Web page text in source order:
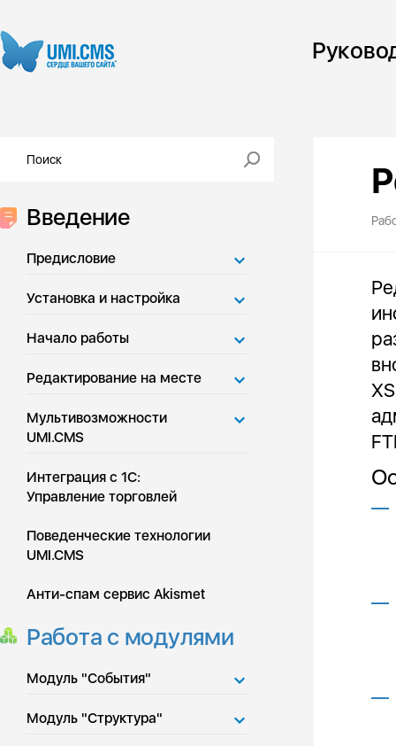
Введение
Предисловие
Установка и настройка
Начало работы
Редактирование на месте
Мультивозможности
UMI.CMS
Интеграция с 1С:
Управление торговлей
Поведенческие технологии
UMI.CMS
Анти-спам сервис Akismet
Работа с модулями
Модуль "События"
Модуль "Структура"